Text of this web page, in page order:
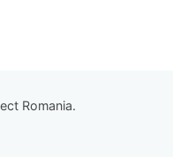
Romania.